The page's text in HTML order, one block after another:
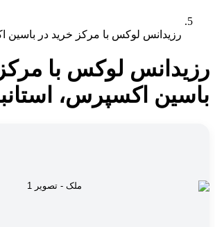
رزیدانس لوکس با مرکز خرید در باسین
رزیدانس لوکس با
باسین اکسپرس،